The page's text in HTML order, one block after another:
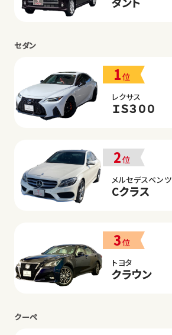
セダン
1位
レクサス
ＩＳ３００
2位
メルセデスベンツ
Cクラス
3位
トヨタ
クラウン
クーペ